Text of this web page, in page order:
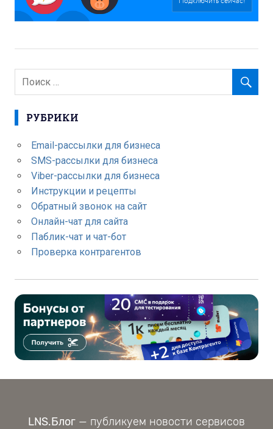
РУБРИКИ
Email-рассылки для бизнеса
SMS-рассылки для бизнеса
Viber-рассылки для бизнеса
Инструкции и рецепты
Обратный звонок на сайт
Онлайн-чат для сайта
Паблик-чат и чат-бот
Проверка контрагентов
LNS.Блог — публикуем новости сервисов